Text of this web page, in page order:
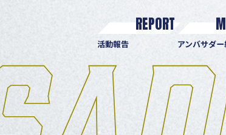
REPORT
活動報告 アンバサダ